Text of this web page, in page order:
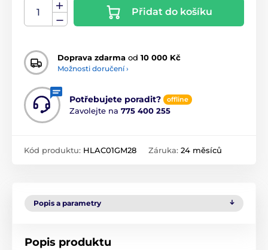
Přidat do košíku
Doprava zdarma od 10 000 Kč
Možnosti doručení ›
Potřebujete poradit? offline
Zavolejte na 775 400 255
Kód produktu: HLAC01GM28 Záruka: 24 měsíců
Popis a parametry
Popis produktu